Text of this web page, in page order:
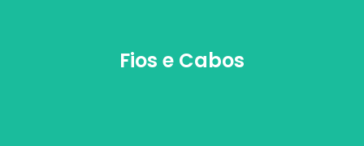
Fios e Cabos
Fios e Cabos